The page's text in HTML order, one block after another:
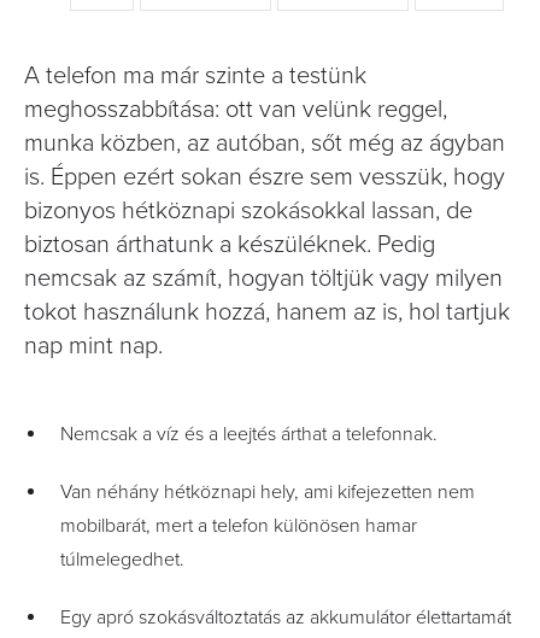
A telefon ma már szinte a testünk
meghosszabbítása: ott van velünk reggel,
munka közben, az autóban, sőt még az ágyban
is. Éppen ezért sokan észre sem vesszük, hogy
bizonyos hétköznapi szokásokkal lassan, de
biztosan árthatunk a készüléknek. Pedig
nemcsak az számít, hogyan töltjük vagy milyen
tokot használunk hozzá, hanem az is, hol tartjuk
nap mint nap.
Nemcsak a víz és a leejtés árthat a telefonnak.
Van néhány hétköznapi hely, ami kifejezetten nem
mobilbarát, mert a telefon különösen hamar
túlmelegedhet.
Egy apró szokásváltoztatás az akkumulátor élettartamát